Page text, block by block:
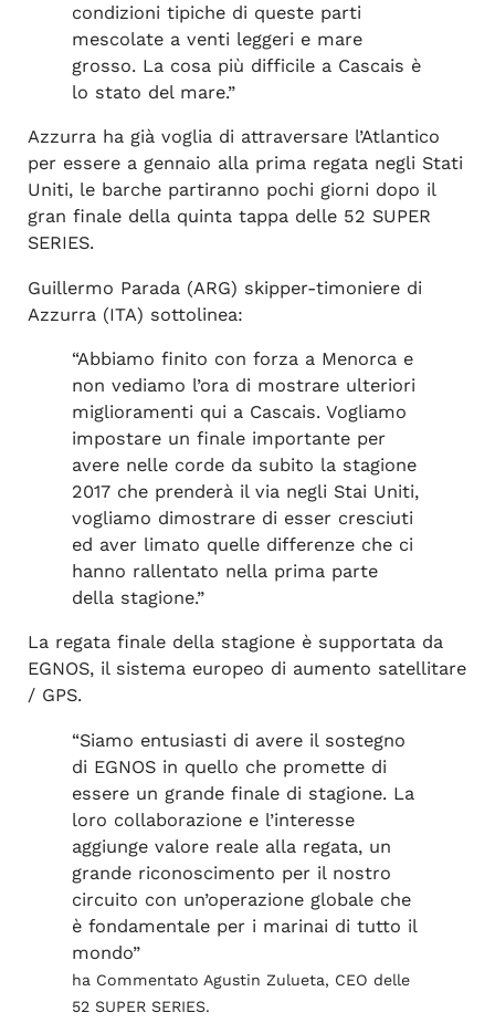
condizioni tipiche di queste parti
mescolate a venti leggeri e mare
grosso. La cosa più difficile a Cascais è
lo stato del mare.”
Azzurra ha già voglia di attraversare l’Atlantico
per essere a gennaio alla prima regata negli Stati
Uniti, le barche partiranno pochi giorni dopo il
gran finale della quinta tappa delle 52 SUPER
SERIES.
Guillermo Parada (ARG) skipper-timoniere di
Azzurra (ITA) sottolinea:
“Abbiamo finito con forza a Menorca e
non vediamo l’ora di mostrare ulteriori
miglioramenti qui a Cascais. Vogliamo
impostare un finale importante per
avere nelle corde da subito la stagione
2017 che prenderà il via negli Stai Uniti,
vogliamo dimostrare di esser cresciuti
ed aver limato quelle differenze che ci
hanno rallentato nella prima parte
della stagione.”
La regata finale della stagione è supportata da
EGNOS, il sistema europeo di aumento satellitare
/ GPS.
“Siamo entusiasti di avere il sostegno
di EGNOS in quello che promette di
essere un grande finale di stagione. La
loro collaborazione e l’interesse
aggiunge valore reale alla regata, un
grande riconoscimento per il nostro
circuito con un’operazione globale che
è fondamentale per i marinai di tutto il
mondo”
ha Commentato Agustin Zulueta, CEO delle
52 SUPER SERIES.